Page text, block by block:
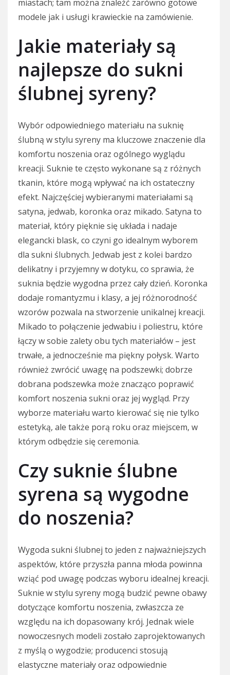
miastach; tam można znaleźć zarówno gotowe
modele jak i usługi krawieckie na zamówienie.
Jakie materiały są
najlepsze do sukni
ślubnej syreny?
Wybór odpowiedniego materiału na suknię
ślubną w stylu syreny ma kluczowe znaczenie dla
komfortu noszenia oraz ogólnego wyglądu
kreacji. Suknie te często wykonane są z różnych
tkanin, które mogą wpływać na ich ostateczny
efekt. Najczęściej wybieranymi materiałami są
satyna, jedwab, koronka oraz mikado. Satyna to
materiał, który pięknie się układa i nadaje
elegancki blask, co czyni go idealnym wyborem
dla sukni ślubnych. Jedwab jest z kolei bardzo
delikatny i przyjemny w dotyku, co sprawia, że
suknia będzie wygodna przez cały dzień. Koronka
dodaje romantyzmu i klasy, a jej różnorodność
wzorów pozwala na stworzenie unikalnej kreacji.
Mikado to połączenie jedwabiu i poliestru, które
łączy w sobie zalety obu tych materiałów – jest
trwałe, a jednocześnie ma piękny połysk. Warto
również zwrócić uwagę na podszewki; dobrze
dobrana podszewka może znacząco poprawić
komfort noszenia sukni oraz jej wygląd. Przy
wyborze materiału warto kierować się nie tylko
estetyką, ale także porą roku oraz miejscem, w
którym odbędzie się ceremonia.
Czy suknie ślubne
syrena są wygodne
do noszenia?
Wygoda sukni ślubnej to jeden z najważniejszych
aspektów, które przyszła panna młoda powinna
wziąć pod uwagę podczas wyboru idealnej kreacji.
Suknie w stylu syreny mogą budzić pewne obawy
dotyczące komfortu noszenia, zwłaszcza ze
względu na ich dopasowany krój. Jednak wiele
nowoczesnych modeli zostało zaprojektowanych
z myślą o wygodzie; producenci stosują
elastyczne materiały oraz odpowiednie